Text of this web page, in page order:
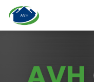
au
contenu
principal